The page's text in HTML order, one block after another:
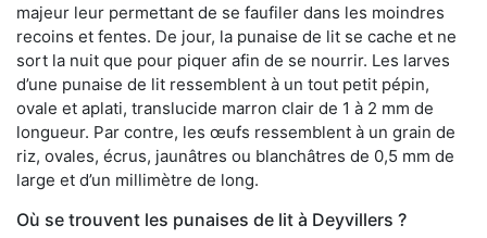
majeur leur permettant de se faufiler dans les moindres
recoins et fentes. De jour, la punaise de lit se cache et ne
sort la nuit que pour piquer afin de se nourrir. Les larves
d’une punaise de lit ressemblent à un tout petit pépin,
ovale et aplati, translucide marron clair de 1 à 2 mm de
longueur. Par contre, les œufs ressemblent à un grain de
riz, ovales, écrus, jaunâtres ou blanchâtres de 0,5 mm de
large et d’un millimètre de long.
Où se trouvent les punaises de lit à Deyvillers ?